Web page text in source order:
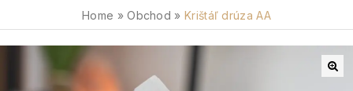
Home »Obchod » Krištáľ drúza AA